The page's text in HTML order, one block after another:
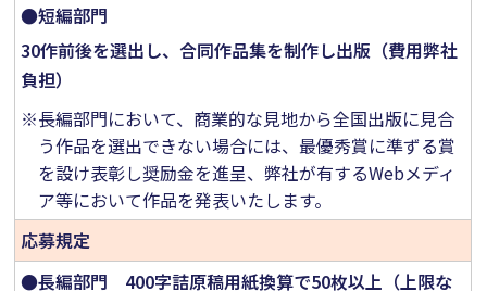
●短編部門
30作前後を選出し、合同作品集を制作し出版（費用弊社
負担）
※長編部門において、商業的な見地から全国出版に見合
う作品を選出できない場合には、最優秀賞に準ずる賞
を設け表彰し奨励金を進呈、弊社が有するWebメディ
ア等において作品を発表いたします。
応募規定
●長編部門 400字詰原稿用紙換算で50枚以上（上限な